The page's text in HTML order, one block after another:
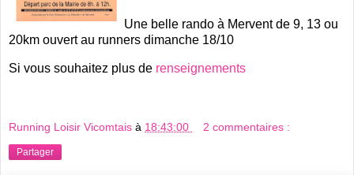
Une belle rando à Mervent de 9, 13 ou
20km ouvert au runners dimanche 18/10
Si vous souhaitez plus de renseignements
Running Loisir Vicomtais à 18:43:00 2 commentaires :
Partager